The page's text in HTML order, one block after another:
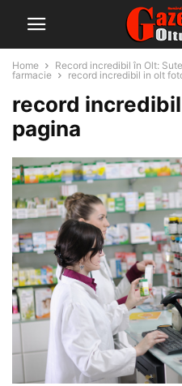
Home
Record incredibil în Olt:
farmacie
record incredibil in olt
record
pagina